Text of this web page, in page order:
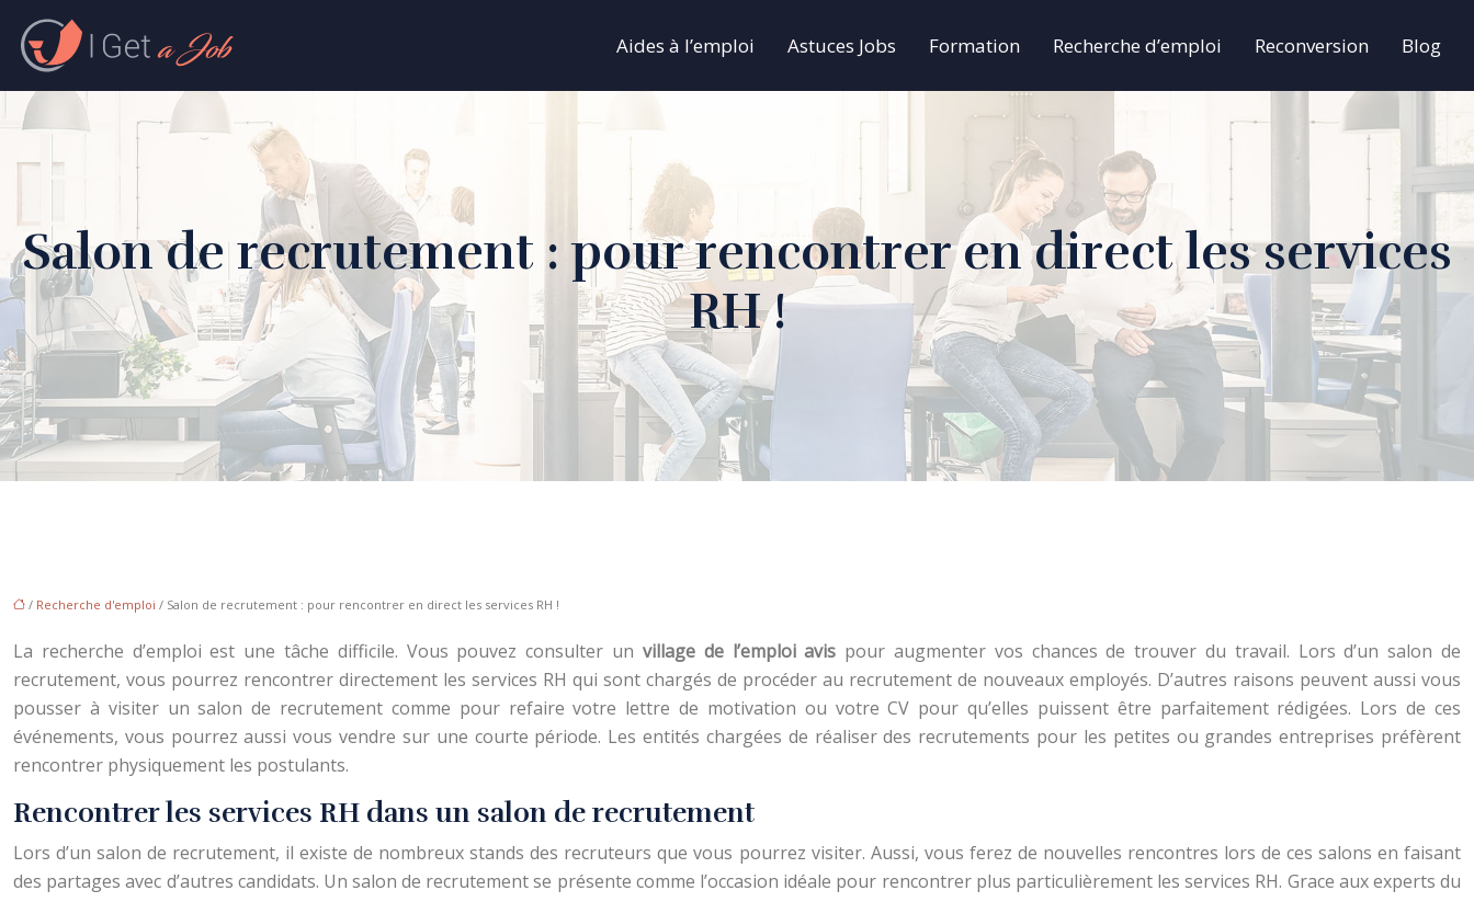
Aides à l’emploi Astuces Jobs Formation Recherche d’emploi Reconversion Blog
Salon de recrutement : pour rencontrer en direct les services
RH !
/ Recherche d'emploi / Salon de recrutement : pour rencontrer en direct les services RH !
La recherche d’emploi est une tâche difficile. Vous pouvez consulter un village de l’emploi avis pour augmenter vos chances de trouver du travail. Lors d’un salon de
recrutement, vous pourrez rencontrer directement les services RH qui sont chargés de procéder au recrutement de nouveaux employés. D’autres raisons peuvent aussi vous
pousser à visiter un salon de recrutement comme pour refaire votre lettre de motivation ou votre CV pour qu’elles puissent être parfaitement rédigées. Lors de ces
événements, vous pourrez aussi vous vendre sur une courte période. Les entités chargées de réaliser des recrutements pour les petites ou grandes entreprises préfèrent
rencontrer physiquement les postulants.
Rencontrer les services RH dans un salon de recrutement
Lors d’un salon de recrutement, il existe de nombreux stands des recruteurs que vous pourrez visiter. Aussi, vous ferez de nouvelles rencontres lors de ces salons en faisant
des partages avec d’autres candidats. Un salon de recrutement se présente comme l’occasion idéale pour rencontrer plus particulièrement les services RH. Grace aux experts du